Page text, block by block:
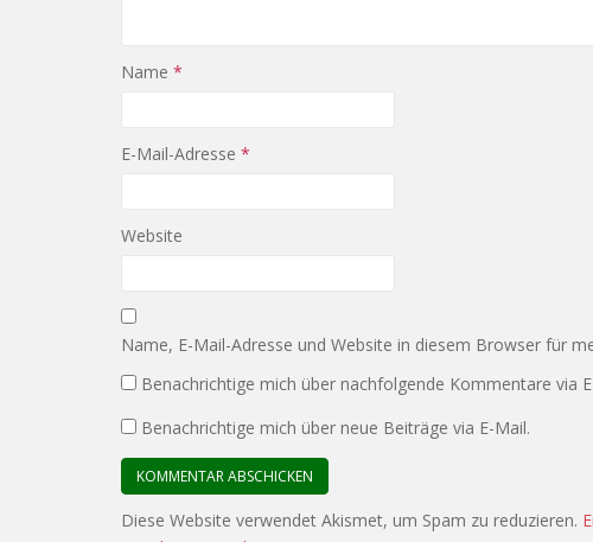
Name *
E-Mail-Adresse *
Website
Name, E-Mail-Adresse und Website in diesem Browser für
Benachrichtige mich über nachfolgende Kommentare via
Benachrichtige mich über neue Beiträge via E-Mail.
Diese Website verwendet Akismet, um Spam zu reduzieren.